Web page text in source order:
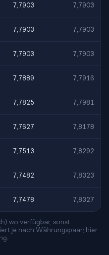
7,7903 7,7903
7,7903 7,7903
7,7903 7,7903
7,7889 7,7916
7,7825 7,7981
7,7627 7,8178
7,7513 7,8292
7,7482 7,8323
7,7478 7,8327
wo verfügbar, sonst
je nach Währungspaar; hier